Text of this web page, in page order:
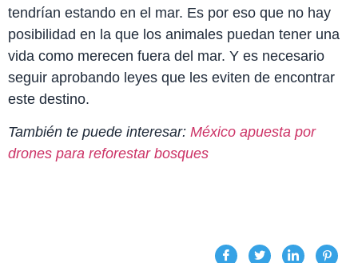
tendrían estando en el mar. Es por eso que no hay
posibilidad en la que los animales puedan tener una
vida como merecen fuera del mar. Y es necesario
seguir aprobando leyes que les eviten de encontrar
este destino.
También te puede interesar: México apuesta por
drones para reforestar bosques